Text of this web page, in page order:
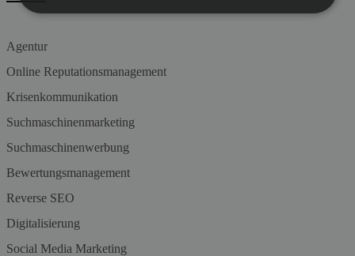
Agentur
Online Reputationsmanagement
Krisenkommunikation
Suchmaschinenmarketing
Suchmaschinenwerbung
Bewertungsmanagement
Reverse SEO
Digitalisierung
Social Media Marketing